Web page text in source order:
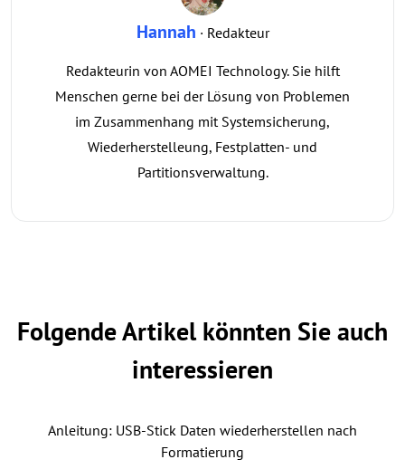
Hannah · Redakteur
Redakteurin von AOMEI Technology. Sie hilft
Menschen gerne bei der Lösung von Problemen
im Zusammenhang mit Systemsicherung,
Wiederherstelleung, Festplatten- und
Partitionsverwaltung.
Folgende Artikel könnten Sie auch
interessieren
Anleitung: USB-Stick Daten wiederherstellen nach
Formatierung